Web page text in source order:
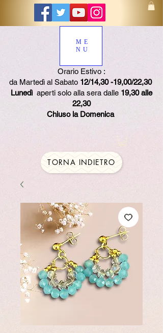
ME
NU
Orario Estivo :
da Martedì al Sabato 12/14,30 -19,00/22,30
Lunedì aperti solo alla sera dalle 19,30 alle
22,30
Chiuso la Domenica
TORNA INDIETRO